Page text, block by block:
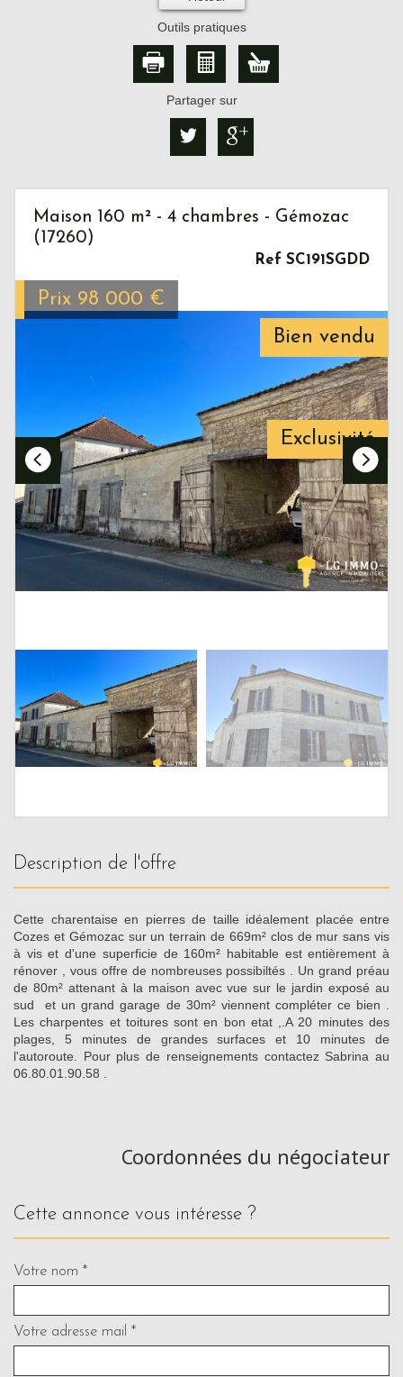
Outils pratiques
Partager sur
Bien vendu
Exclusivité
Maison 160 m² - 4 chambres - Gémozac
(17260)
Ref SC191SGDD
Prix 98 000 €
description de l'offre
Cette charentaise en pierres de taille idéalement placée entre
Cozes et Gémozac sur un terrain de 669m² clos de mur sans vis
à vis et d'une superficie de 160m² habitable est entièrement à
rénover , vous offre de nombreuses possibiltés . Un grand préau
de 80m² attenant à la maison avec vue sur le jardin exposé au
sud et un grand garage de 30m² viennent compléter ce bien .
Les charpentes et toitures sont en bon etat ,.A 20 minutes des
plages, 5 minutes de grandes surfaces et 10 minutes de
l'autoroute. Pour plus de renseignements contactez Sabrina au
06.80.01.90.58 .
Coordonnées du négociateur
cette annonce vous intéresse ?
Votre nom *
Votre adresse mail *